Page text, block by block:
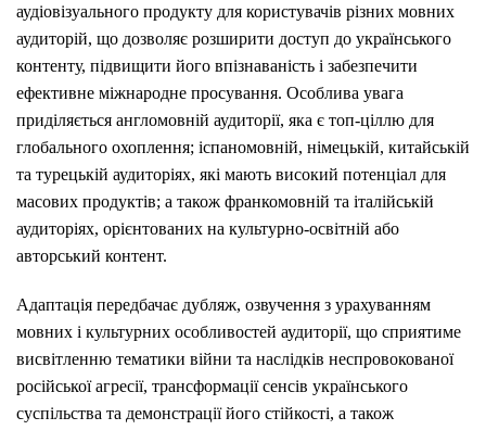
аудіовізуального продукту для користувачів різних мовних
аудиторій, що дозволяє розширити доступ до українського
контенту, підвищити його впізнаваність і забезпечити
ефективне міжнародне просування. Особлива увага
приділяється англомовній аудиторії, яка є топ-ціллю для
глобального охоплення; іспаномовній, німецькій, китайській
та турецькій аудиторіях, які мають високий потенціал для
масових продуктів; а також франкомовній та італійській
аудиторіях, орієнтованих на культурно-освітній або
авторський контент.
Адаптація передбачає дубляж, озвучення з урахуванням
мовних і культурних особливостей аудиторії, що сприятиме
висвітленню тематики війни та наслідків неспровокованої
російської агресії, трансформації сенсів українського
суспільства та демонстрації його стійкості, а також